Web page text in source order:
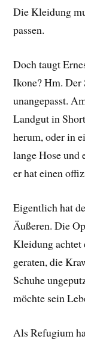
Die Kleidung
passen.
Doch taugt
Ikone? Hm.
unangepasst.
Landgut in
herum, oder in
lange Hose und
er hat einen
Eigentlich hat
Äußeren. Die
Kleidung achtet
geraten, die
Schuhe
möchte sein
Als Refugium